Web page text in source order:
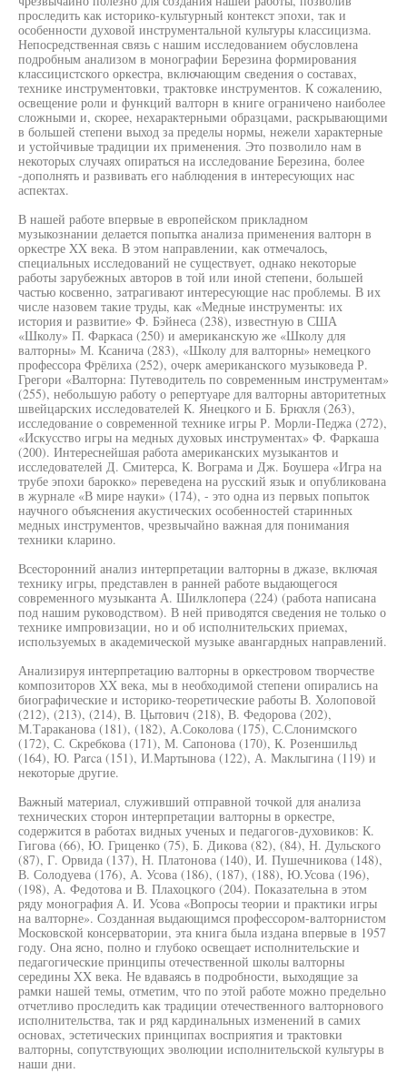
проследить как историко-культурный контекст эпохи, так и
особенности духовой инструментальной культуры классицизма.
Непосредственная связь с нашим исследованием обусловлена
подробным анализом в монографии Березина формирования
классицистского оркестра, включающим сведения о составах,
технике инструментовки, трактовке инструментов. К сожалению,
освещение роли и функций валторн в книге ограничено наиболее
сложными и, скорее, нехарактерными образцами, раскрывающими
в большей степени выход за пределы нормы, нежели характерные
и устойчивые традиции их применения. Это позволило нам в
некоторых случаях опираться на исследование Березина, более
-дополнять и развивать его наблюдения в интересующих нас
аспектах.
В нашей работе впервые в европейском прикладном
музыкознании делается попытка анализа применения валторн в
оркестре XX века. В этом направлении, как отмечалось,
специальных исследований не существует, однако некоторые
работы зарубежных авторов в той или иной степени, большей
частью косвенно, затрагивают интересующие нас проблемы. В их
числе назовем такие труды, как «Медные инструменты: их
история и развитие» Ф. Бэйнеса (238), известную в США
«Школу» П. Фаркаса (250) и американскую же «Школу для
валторны» М. Ксанича (283), «Школу для валторны» немецкого
профессора Фрёлиха (252), очерк американского музыковеда Р.
Грегори «Валторна: Путеводитель по современным инструментам»
(255), небольшую работу о репертуаре для валторны авторитетных
швейцарских исследователей К. Янецкого и Б. Брюхля (263),
исследование о современной технике игры Р. Морли-Педжа (272),
«Искусство игры на медных духовых инструментах» Ф. Фаркаша
(200). Интереснейшая работа американских музыкантов и
исследователей Д. Смитерса, К. Вограма и Дж. Боушера «Игра на
трубе эпохи барокко» переведена на русский язык и опубликована
в журнале «В мире науки» (174), - это одна из первых попыток
научного объяснения акустических особенностей старинных
медных инструментов, чрезвычайно важная для понимания
техники кларино.
Всесторонний анализ интерпретации валторны в джазе, включая
технику игры, представлен в ранней работе выдающегося
современного музыканта А. Шилклопера (224) (работа написана
под нашим руководством). В ней приводятся сведения не только о
технике импровизации, но и об исполнительских приемах,
используемых в академической музыке авангардных направлений.
Анализируя интерпретацию валторны в оркестровом творчестве
композиторов XX века, мы в необходимой степени опирались на
биографические и историко-теоретические работы В. Холоповой
(212), (213), (214), В. Цытович (218), В. Федорова (202),
М.Тараканова (181), (182), А.Соколова (175), С.Слонимского
(172), С. Скребкова (171), М. Сапонова (170), К. Розеншильд
(164), Ю. Parca (151), И.Мартынова (122), А. Маклыгина (119) и
некоторые другие.
Важный материал, служивший отправной точкой для анализа
технических сторон интерпретации валторны в оркестре,
содержится в работах видных ученых и педагогов-духовиков: К.
Гигова (66), Ю. Гриценко (75), Б. Дикова (82), (84), Н. Дульского
(87), Г. Орвида (137), Н. Платонова (140), И. Пушечникова (148),
В. Солодуева (176), А. Усова (186), (187), (188), Ю.Усова (196),
(198), А. Федотова и В. Плахоцкого (204). Показательна в этом
ряду монография А. И. Усова «Вопросы теории и практики игры
на валторне». Созданная выдающимся профессором-валторнистом
Московской консерватории, эта книга была издана впервые в 1957
году. Она ясно, полно и глубоко освещает исполнительские и
педагогические принципы отечественной школы валторны
середины XX века. Не вдаваясь в подробности, выходящие за
рамки нашей темы, отметим, что по этой работе можно предельно
отчетливо проследить как традиции отечественного валторнового
исполнительства, так и ряд кардинальных изменений в самих
основах, эстетических принципах восприятия и трактовки
валторны, сопутствующих эволюции исполнительской культуры в
наши дни.